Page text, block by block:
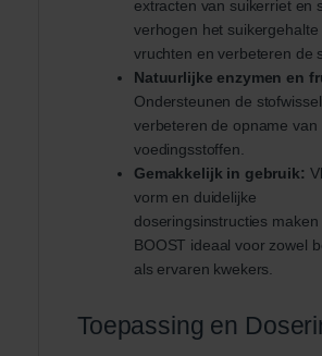
extracten van suikerriet en
verhogen het suikergehalte
vruchten en verbeteren de
Natuurlijke enzymen en
Ondersteunen de
verbeteren de opname van
voedingsstoffen.
Gemakkelijk in gebruik:
vorm en duidelijke
doseringsinstructies maken
BOOST ideaal voor zowel
als ervaren kwekers.
Toepassing en